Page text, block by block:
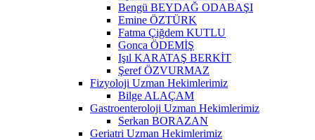
Bengü BEYDAĞ ODABAŞI
Emine ÖZTÜRK
Fatma Çiğdem KUTLU
Gonca ÖDEMİŞ
Işıl KARATAŞ BERKİT
Şeref ÖZVURMAZ
Fizyoloji Uzman Hekimlerimiz
Bilge ALAÇAM
Gastroenteroloji Uzman Hekimlerimiz
Serkan BORAZAN
Geriatri Uzman Hekimlerimiz